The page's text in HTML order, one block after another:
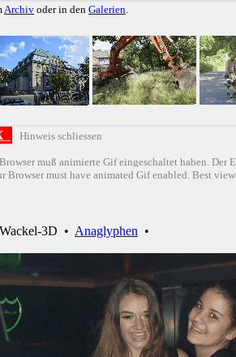
Archiv oder in den Galerien.
Hinweis schliessen
muß animierte Gif eingeschaltet haben. Der
Browser must have animated Gif enabled. Best
Wackel-3D • Anaglyphen •